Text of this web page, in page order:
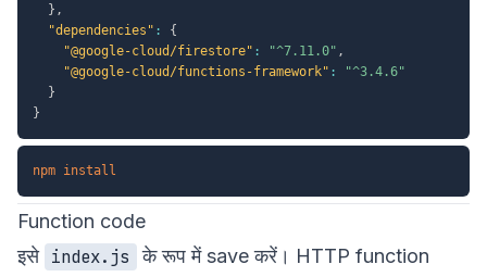
} ,
"dependencies" :
{
"@google-cloud/firestore" : "^7.11.0" ,
"@google-cloud/functions-framework" :
"^3.4.6"
}
}
npm install
Function code
इसे index.js के रूप में save करें। HTTP function